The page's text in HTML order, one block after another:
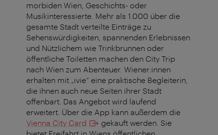
morbiden Wien, Geschichts- oder
Musikinteressierte. Mehr als 1.000 über die
gesamte Stadt verteilte Einträge zu
Sehenswürdigkeiten, spannenden Erlebnissen
und Nützlichem wie Trinkbrunnen oder
öffentliche Toiletten machen den City Trip
nach Wien zum Abenteuer. Wiener:innen
erhalten mit „ivie“ eine praktische Begleiterin,
die ihnen auch neue Seiten ihrer Stadt
offenbart. Das Angebot wird laufend
erweitert. Über die App kann außerdem die
Vienna City Card
gekauft werden. Sie